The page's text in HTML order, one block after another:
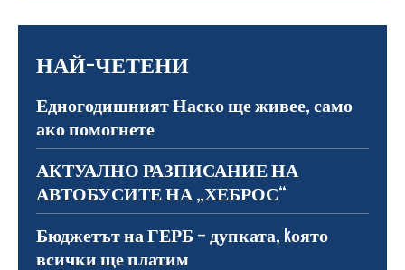
НАЙ-ЧЕТЕНИ
Едногодишният Наско ще живее, само
ако помогнете
АКТУАЛНО РАЗПИСАНИЕ НА
АВТОБУСИТЕ НА „ХЕБРОС“
Бюджетът на ГЕРБ – дупката, kоято
всички ще платим